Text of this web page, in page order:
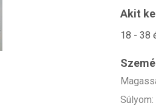
Akit
18 - 38
Súlyom: